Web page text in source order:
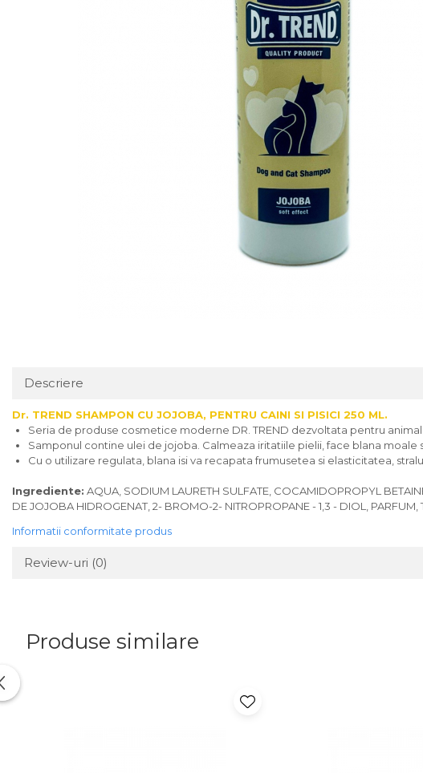
Descriere
Dr. TREND SHAMPON CU JOJOBA, PENTRU CAINI SI PISICI 250 ML.
Seria de produse cosmetice moderne DR. TREND dezvoltata pentru
Samponul contine ulei de jojoba. Calmeaza iritatiile pielii, face blana moale
Cu o utilizare regulata, blana isi va recapata frumusetea si elasticitatea,
Ingrediente: AQUA, SODIUM LAURETH SULFATE, COCAMIDOPROPYL
DE JOJOBA HIDROGENAT, 2- BROMO-2- NITROPROPANE - 1,3 - DIOL, PARFUM,
Informatii conformitate produs
Review-uri (0)
Produse similare